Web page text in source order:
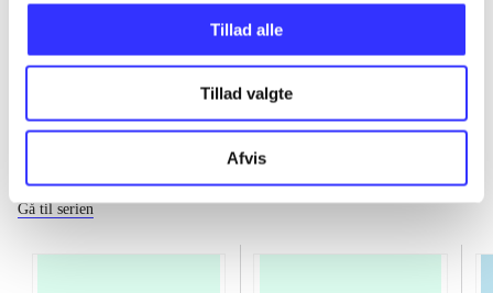
Tillad alle
Tillad valgte
Afvis
Gå til serien